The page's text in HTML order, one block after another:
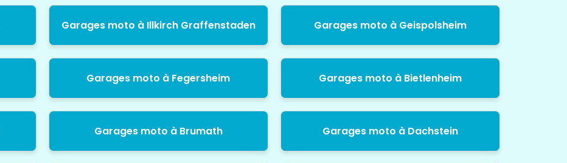
Garages moto à Illkirch Graffenstaden Garages moto à Geispolsheim
Garages moto à Fegersheim Garages moto à Bietlenheim
Garages moto à Brumath Garages moto à Dachstein